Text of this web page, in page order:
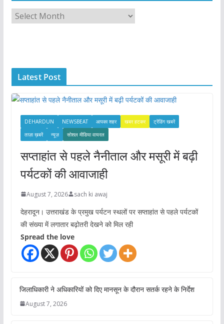
r
e
s
Latest Post
DEHARDUN NEWSBEAT आपका शहर खबर हटकर
ट्रेंडिंग खबरें
ताज़ा ख़बरें
न्यूज़ सोशल मीडिया वायरल
सप्ताहांत से पहले नैनीताल और मसूरी में बढ़ी
पर्यटकों की आवाजाही
August 7, 2026 sach ki awaj
देहरादून। उत्तराखंड के प्रमुख पर्यटन स्थलों पर सप्ताहांत से पहले पर्यटकों
की संख्या में लगातार बढ़ोतरी देखने को मिल रही
Spread the love
जिलाधिकारी ने अधिकारियों को दिए मानसून के दौरान सतर्क रहने के निर्देश
August 7, 2026